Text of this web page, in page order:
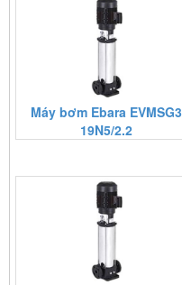
Máy bơm Ebara EVMSG3
19N5/2.2